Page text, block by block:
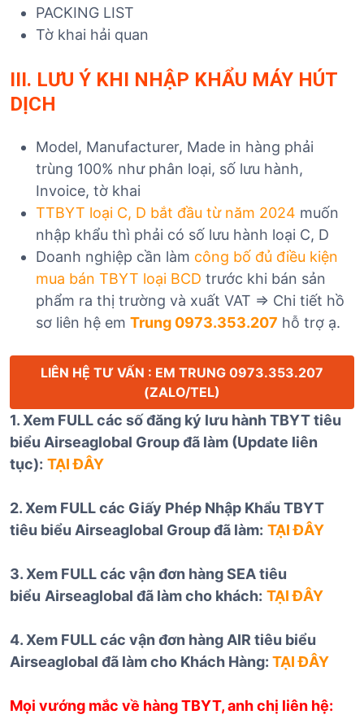
PACKING LIST
Tờ khai hải quan
III. LƯU Ý KHI NHẬP KHẨU MÁY HÚT
DỊCH
Model, Manufacturer, Made in hàng phải
trùng 100% như phân loại, số lưu hành,
Invoice, tờ khai
TTBYT loại C, D bắt đầu từ năm 2024 muốn
nhập khẩu thì phải có số lưu hành loại C, D
Doanh nghiệp cần làm công bố đủ điều kiện
mua bán TBYT loại BCD trước khi bán sản
phẩm ra thị trường và xuất VAT => Chi tiết hồ
sơ liên hệ em Trung 0973.353.207 hỗ trợ ạ.
LIÊN HỆ TƯ VẤN : EM TRUNG 0973.353.207
(ZALO/TEL)
1. Xem FULL các số đăng ký lưu hành TBYT tiêu
biểu Airseaglobal Group đã làm (Update liên
tục): TẠI ĐÂY
2. Xem FULL các Giấy Phép Nhập Khẩu TBYT
tiêu biểu Airseaglobal Group đã làm: TẠI ĐÂY
3. Xem FULL các vận đơn hàng SEA tiêu
biểu Airseaglobal đã làm cho khách: TẠI ĐÂY
4. Xem FULL các vận đơn hàng AIR tiêu biểu
Airseaglobal đã làm cho Khách Hàng: TẠI ĐÂY
Mọi vướng mắc về hàng TBYT, anh chị liên hệ: